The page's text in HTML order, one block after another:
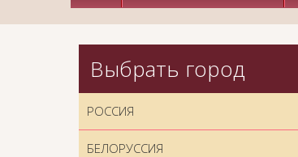
Выбрать город
РОССИЯ
БЕЛОРУССИЯ